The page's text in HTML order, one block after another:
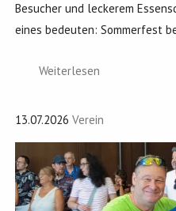
Besucher und leckerem
eines bedeuten: Sommerfest
Weiterlesen
13.07.2026 Verein